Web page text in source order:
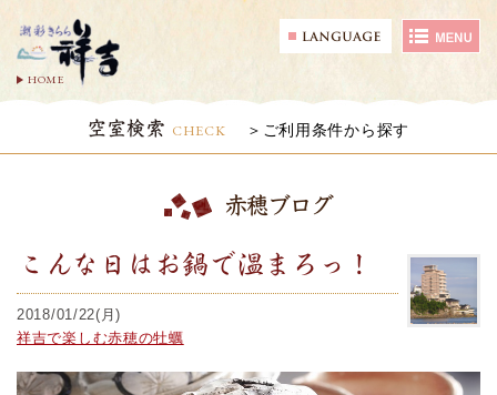
HOME
空室検索 CHECK ご利用条件から探す
赤穂ブログ
こんな日はお鍋で温まろっ！
2018/01/22(月)
祥吉で楽しむ赤穂の牡蠣